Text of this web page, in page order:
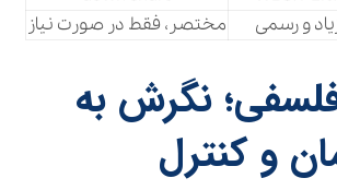
و رسمی مختصر، فقط در صورت نیاز
نگرش به
و کنترل